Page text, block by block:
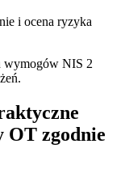
i ocena ryzyka
wymogów NIS 2
OT zgodnie